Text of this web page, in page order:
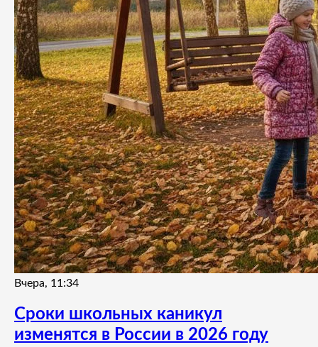
Вчера, 11:34
Сроки школьных каникул
изменятся в России в 2026 году